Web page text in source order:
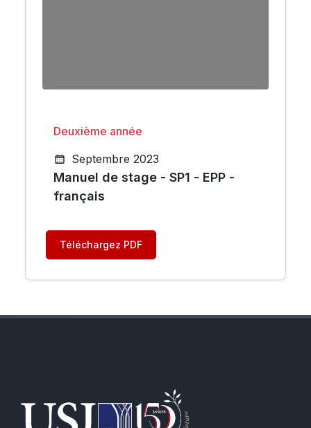
Deuxième année
Septembre 2023
Manuel de stage - SP1 - EPP -
français
Téléchargez PDF